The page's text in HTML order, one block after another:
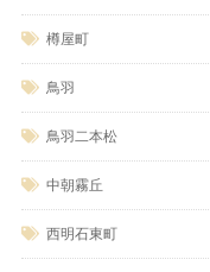
樽屋町
鳥羽
鳥羽二本松
中朝霧丘
西明石東町